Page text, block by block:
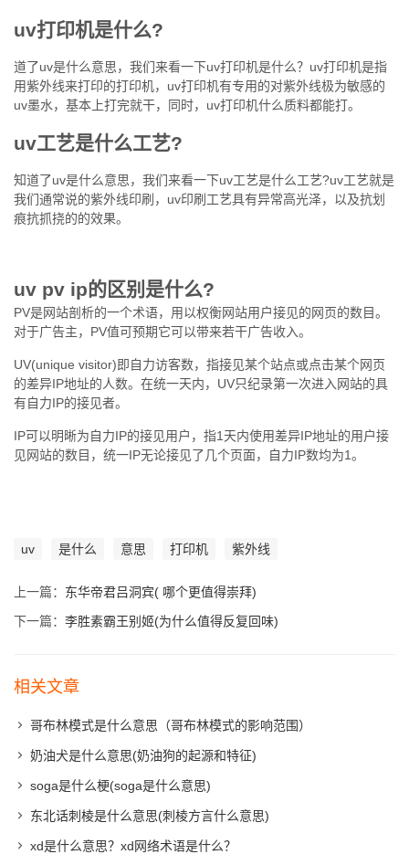
uv打印机是什么?
道了uv是什么意思，我们来看一下uv打印机是什么？uv打印机是指
用紫外线来打印的打印机，uv打印机有专用的对紫外线极为敏感的
uv墨水，基本上打完就干，同时，uv打印机什么质料都能打。
uv工艺是什么工艺?
知道了uv是什么意思，我们来看一下uv工艺是什么工艺?uv工艺就是
我们通常说的紫外线印刷，uv印刷工艺具有异常高光泽，以及抗划
痕抗抓挠的的效果。
uv pv ip的区别是什么?
PV是网站剖析的一个术语，用以权衡网站用户接见的网页的数目。
对于广告主，PV值可预期它可以带来若干广告收入。
UV(unique visitor)即自力访客数，指接见某个站点或点击某个网页
的差异IP地址的人数。在统一天内，UV只纪录第一次进入网站的具
有自力IP的接见者。
IP可以明晰为自力IP的接见用户，指1天内使用差异IP地址的用户接
见网站的数目，统一IP无论接见了几个页面，自力IP数均为1。
uv 是什么 意思 打印机 紫外线
上一篇： 东华帝君吕洞宾( 哪个更值得崇拜)
下一篇： 李胜素霸王别姬(为什么值得反复回味)
相关文章
哥布林模式是什么意思（哥布林模式的影响范围）
奶油犬是什么意思(奶油狗的起源和特征)
soga是什么梗(soga是什么意思)
东北话刺棱是什么意思(刺棱方言什么意思)
xd是什么意思？xd网络术语是什么？